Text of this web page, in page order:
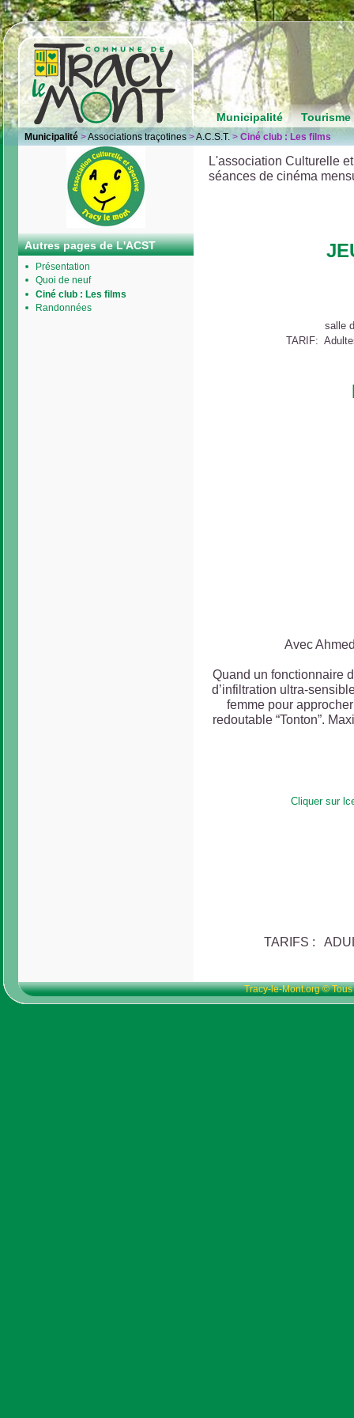
Municipalité
Municipalité >Associations traçotines >A.C.S.T. > Ciné club : Les films
Autres pages de L'ACST
Présentation
Quoi de neuf
Ciné club : Les films
Randonnées
L'association Culturelle
séances de cinéma
salle
TARIF:
Avec
Quand un fonctionnaire
d’infiltration ultra-
femme pour
redoutable “Tonton”.
Cliquer sur
TARIFS :
Tracy-le-Mont.org ©